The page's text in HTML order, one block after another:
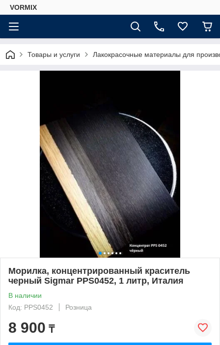
VORMIX
Товары и услуги Лакокрасочные материалы для
Морилка, концентрированный краситель
черный Sigmar PPS0452, 1 литр, Италия
В наличии
Код: PPS0452
Розница
8 900 ₸